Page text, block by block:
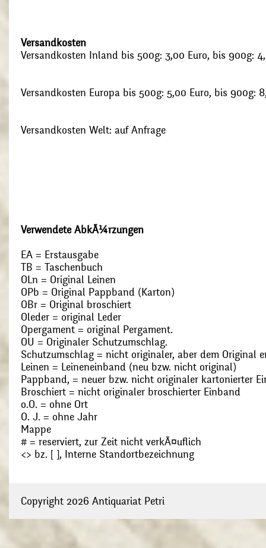
Versandkosten
Versandkosten Inland bis 500g: 3,00 Euro, bis 900g:
Versandkosten Europa bis 500g: 5,00 Euro, bis 900g:
Versandkosten Welt: auf Anfrage
Verwendete AbkÃ¼rzungen
EA = Erstausgabe
TB = Taschenbuch
OLn = Original Leinen
OPb = Original Pappband (Karton)
OBr = Original broschiert
Oleder = original Leder
Opergament = original Pergament.
OU = Originaler Schutzumschlag.
Schutzumschlag = nicht originaler, aber dem Original
Leinen = Leineneinband (neu bzw. nicht original)
Pappband, = neuer bzw. nicht originaler kartonierter
Broschiert = nicht originaler broschierter Einband
o.O. = ohne Ort
O. J. = ohne Jahr
Mappe
# = reserviert, zur Zeit nicht verkÃ¤uflich
<> bz. [ ], Interne Standortbezeichnung
Copyright 2026 Antiquariat Petri